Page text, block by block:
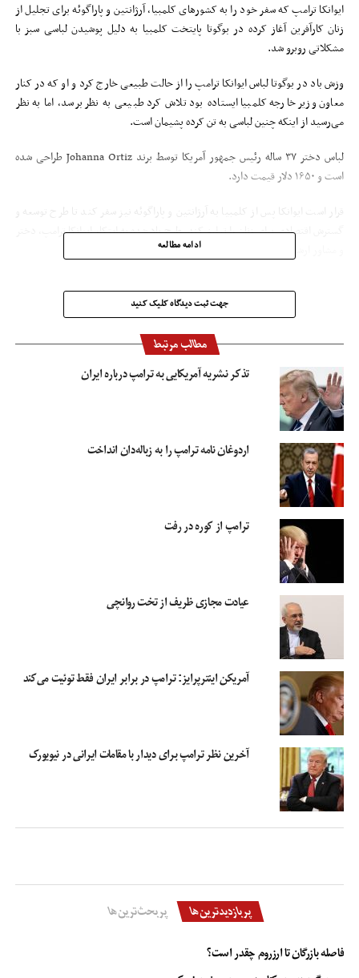
ایوانکا ترامپ که سفر خود را به کشور‌های کلمبیا، آرژانتین و پاراگوئه برای تجلیل از
زنان کارآفرین آغاز کرده در بوگوتا پایتخت کلمبیا به دلیل پوشیدن لباسی سبز با
مشکلاتی روبرو شد.
وزش باد در بوگوتا لباس ایوانکا ترامپ را از حالت طبیعی خارج کرد و او که در کنار
معاون وزیر خارجه کلمبیا ایستاده بود تلاش کرد طبیعی به نظر برسد، اما به نظر
می‌رسید از اینکه چنین لباسی به تن کرده پشیمان است.
لباس دختر ۳۷ ساله رئیس جمهور آمریکا توسط برند Johanna Ortiz طراحی شده
است و ۱۶۵۰ دلار قیمت دارد.
قرار است ایوانکا پس از کلمبیا به آرژانتین و پاراگوئه نیز سفر کند تا طرح توسعه و
گسترش اقتصادی برای زنان را تبلیغ کند. طرح یاد شده به ابتکار ایوانکا ترامپ، دختر
و مشاور ارشد رئیس جمهوری آمریکا، معرفی و به اجرا گذاشته شده است.
جهت ثبت دیدگاه کلیک کنید
ادامه مطالعه
مطالب مرتبط
تذکر نشریه آمریکایی به ترامپ درباره ایران
اردوغان نامه ترامپ را به زباله‌دان انداخت
ترامپ از کوره در رفت
عیادت مجازی ظریف از تخت روانچی
آمریکن اینترپرایز: ترامپ در برابر ایران فقط توئیت می‌کند
آخرین نظر ترامپ برای دیدار با مقامات ایرانی در نیویورک
پربازدیدترین‌ها پربحث‌ترین‌ها
فاصله بازرگان تا ارزروم چقدر است؟